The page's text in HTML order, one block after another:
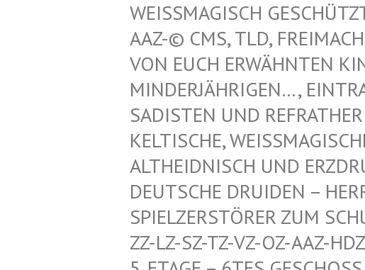
EISSMAGISCH GESCHÜTZT
Z-© CMS, TLD,
N EUCH ERWÄHNTEN
NDERJÄHRIGEN…,
DISTEN UND REFRATHER
LTISCHE, WEISSMAGISCHE-
IDNISCH UND ERZDRUIDE
CHE DRUIDEN – HERR
ZERSTÖRER ZUM SCHUTZ
SZ-TZ-VZ-OZ-AAZ-HDZ-TZ-